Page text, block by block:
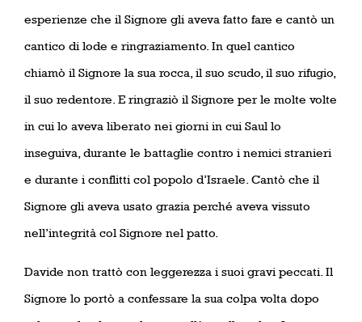
esperienze che il Signore gli aveva fatto fare e cantò un
cantico di lode e ringraziamento. In quel cantico
chiamò il Signore la sua rocca, il suo scudo, il suo rifugio,
il suo redentore. E ringraziò il Signore per le molte volte
in cui lo aveva liberato nei giorni in cui Saul lo
inseguiva, durante le battaglie contro i nemici stranieri
e durante i conflitti col popolo d’Israele. Cantò che il
Signore gli aveva usato grazia perché aveva vissuto
nell’integrità col Signore nel patto.
Davide non trattò con leggerezza i suoi gravi peccati. Il
Signore lo portò a confessare la sua colpa volta dopo